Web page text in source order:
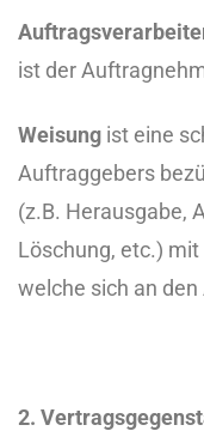
ist der
Weisung ist eine
Auftraggebers
(z.B. Herausgabe,
Löschung, etc.)
welche sich an
2.